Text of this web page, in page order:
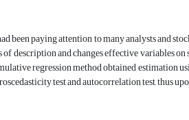
been paying attention to many analysts and
of description and changes effective variables
regression method obtained estimation
test and autocorrelation test, thus